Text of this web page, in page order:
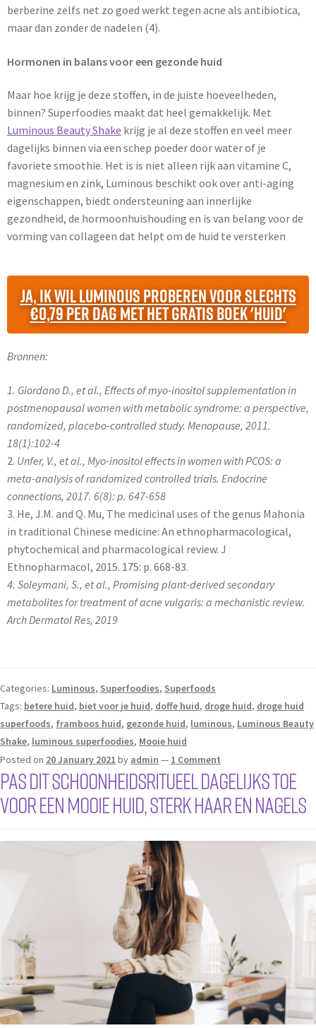
berberine zelfs net zo goed werkt tegen acne als antibiotica,
maar dan zonder de nadelen (4).
Hormonen in balans voor een gezonde huid
Maar hoe krijg je deze stoffen, in de juiste hoeveelheden,
binnen? Superfoodies maakt dat heel gemakkelijk. Met
Luminous Beauty Shake krijg je al deze stoffen en veel meer
dagelijks binnen via een schep poeder door water of je
favoriete smoothie. Het is is niet alleen rijk aan vitamine C,
magnesium en zink, Luminous beschikt ook over anti-aging
eigenschappen, biedt ondersteuning aan innerlijke
gezondheid, de hormoonhuishouding en is van belang voor de
vorming van collageen dat helpt om de huid te versterken
Ja, ik wil Luminous proberen voor slechts
€0,79 per dag met het GRATIS boek 'Huid'
Bronnen:
1. Giordano D., et al., Effects of myo-inositol supplementation in
postmenopausal women with metabolic syndrome: a perspective,
randomized, placebo-controlled study. Menopause, 2011.
18(1):102-4
2. Unfer, V., et al., Myo-inositol effects in women with PCOS: a
meta-analysis of randomized controlled trials. Endocrine
connections, 2017. 6(8): p. 647-658
3. He, J.M. and Q. Mu, The medicinal uses of the genus Mahonia
in traditional Chinese medicine: An ethnopharmacological,
phytochemical and pharmacological review. J
Ethnopharmacol, 2015. 175: p. 668-83.
4. Soleymani, S., et al., Promising plant-derived secondary
metabolites for treatment of acne vulgaris: a mechanistic review.
Arch Dermatol Res, 2019
Categories: Luminous, Superfoodies, Superfoods
Tags: betere huid, biet voor je huid, doffe huid, droge huid, droge huid
superfoods, framboos huid, gezonde huid, luminous, Luminous Beauty
Shake, luminous superfoodies, Mooie huid
Posted on 20 January 2021 by admin — 1 Comment
Pas dit schoonheidsritueel dagelijks toe
voor een mooie huid, sterk haar en nagels